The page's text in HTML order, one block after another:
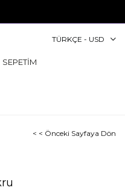
TÜRKÇE - USD
SEPETIM
< < Önceki Sayfaya Dön